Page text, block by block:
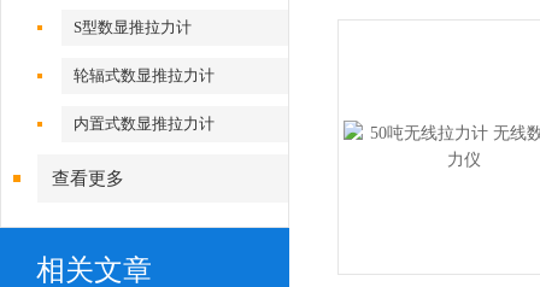
S型数显推拉力计
轮辐式数显推拉力计
内置式数显推拉力计
查看更多
相关文章